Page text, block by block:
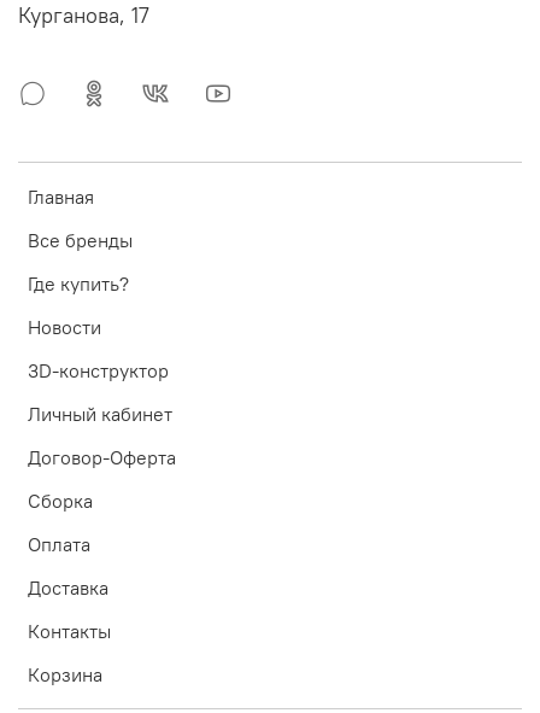
Главная
Все бренды
Где купить?
Новости
3D-конструктор
Личный кабинет
Договор-Оферта
Сборка
Оплата
Доставка
Контакты
Корзина
Курганова, 17